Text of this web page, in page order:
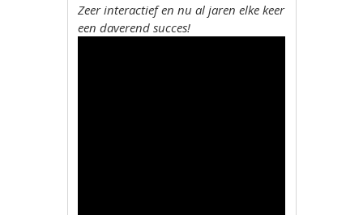
Zeer interactief en nu al jaren elke keer
een daverend succes!